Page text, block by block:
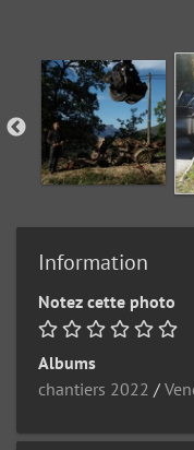
Information
Notez cette photo
Albums
chantiers 2022 /